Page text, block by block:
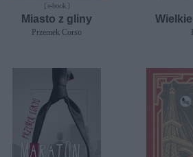
[ e-book ]
Miasto z gliny
Przemek Corso